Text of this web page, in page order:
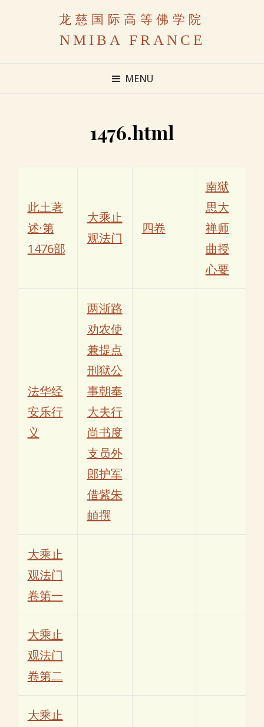
龙慈国际高等佛学院
NMIBA FRANCE
MENU
1476.html
此土著
述·第
1476部
大乘止
观法门
四卷
南狱
思大
禅师
曲授
心要
法华经
安乐行
义
两浙路
劝农使
兼提点
刑狱公
事朝奉
大夫行
尚书度
支员外
郎护军
借紫朱
頔撰
大乘止
观法门
卷第一
大乘止
观法门
卷第二
大乘止